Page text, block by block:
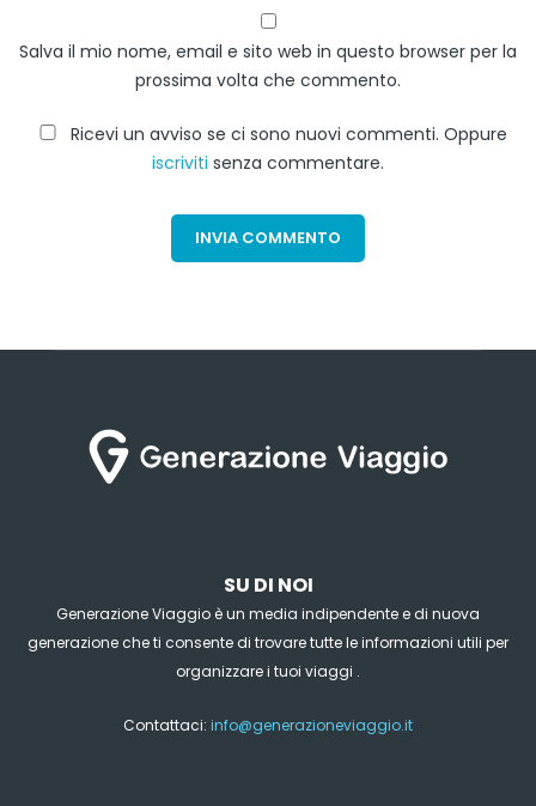
Salva il mio nome, email e sito web in questo browser per la
prossima volta che commento.
Ricevi un avviso se ci sono nuovi commenti. Oppure
iscriviti senza commentare.
SU DI NOI
Generazione Viaggio è un media indipendente e di nuova
generazione che ti consente di trovare tutte le informazioni utili per
organizzare i tuoi viaggi .
Contattaci: info@generazioneviaggio.it